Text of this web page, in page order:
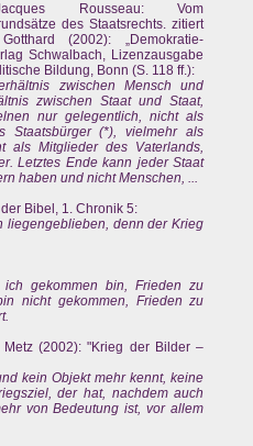
Rousseau: Vom
des Staatsrechts. zitiert
(2002): „Demokratie-
Schwalbach, Lizenzausgabe
Bildung, Bonn (S. 118 ff.):
zwischen Mensch und
zwischen Staat und Staat,
nur gelegentlich, nicht als
Staatsbürger (*), vielmehr als
als Mitglieder des Vaterlands,
Letztes Ende kann jeder Staat
haben und nicht Menschen, ...
Bibel, 1. Chronik 5:
liegengeblieben, denn der Krieg
gekommen bin, Frieden zu
nicht gekommen, Frieden zu
(2002): "Krieg der Bilder –
kein Objekt mehr kennt, keine
der hat, nachdem auch
von Bedeutung ist, vor allem